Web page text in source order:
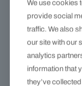
We use cookies
provide social
traffic. We also
our site with our
analytics
information that
they’ve